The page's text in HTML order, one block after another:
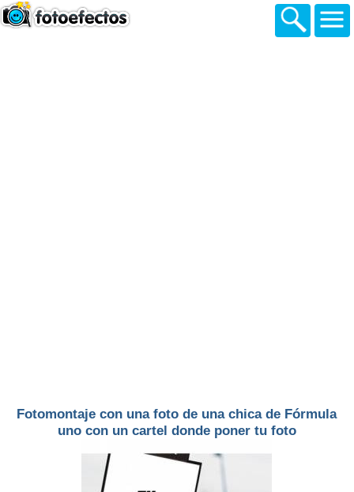
Fotomontaje con una foto de una chica de Fórmula
uno con un cartel donde poner tu foto